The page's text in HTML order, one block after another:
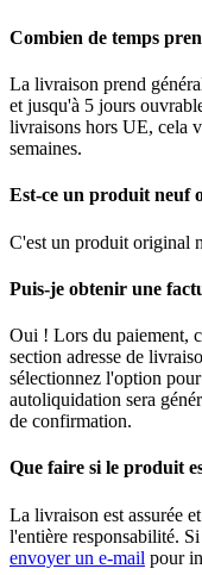
Combien de temps
La livraison prend
et jusqu'à 5 jours
livraisons hors UE, cela
semaines.
Est-ce un produit neuf
C'est un produit original
Puis-je obtenir une
Oui ! Lors du paiement,
section adresse de
sélectionnez l'option
autoliquidation sera
de confirmation.
Que faire si le produit
La livraison est assurée
l'entière responsabilité.
envoyer un e-mail pour